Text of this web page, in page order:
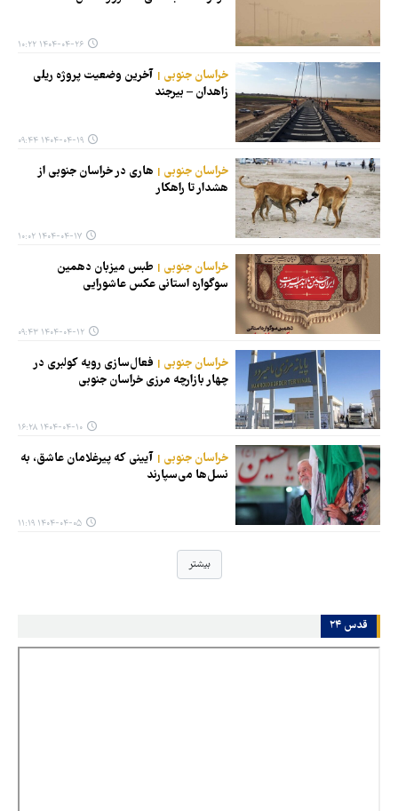
۱۴۰۴-۰۴-۲۶ ۱۰:۲۲
خراسان جنوبی
آخرین وضعیت پروژه ریلی
زاهدان – بیرجند
۱۴۰۴-۰۴-۱۹ ۰۹:۴۴
خراسان جنوبی
هاری در خراسان جنوبی از
هشدار تا راهکار
۱۴۰۴-۰۴-۱۷ ۱۰:۰۲
خراسان جنوبی
طبس میزبان دهمین
سوگواره استانی عکس عاشورایی
۱۴۰۴-۰۴-۱۲ ۰۹:۴۳
خراسان جنوبی
فعال‌سازی رویه کولبری در
چهار بازارچه مرزی خراسان جنوبی
۱۴۰۴-۰۴-۱۰ ۱۶:۲۸
خراسان جنوبی
آیینی که پیرغلامان عاشق، به
نسل‌ها می‌سپارند
۱۴۰۴-۰۴-۰۵ ۱۱:۱۹
بیشتر
قدس ۲۴